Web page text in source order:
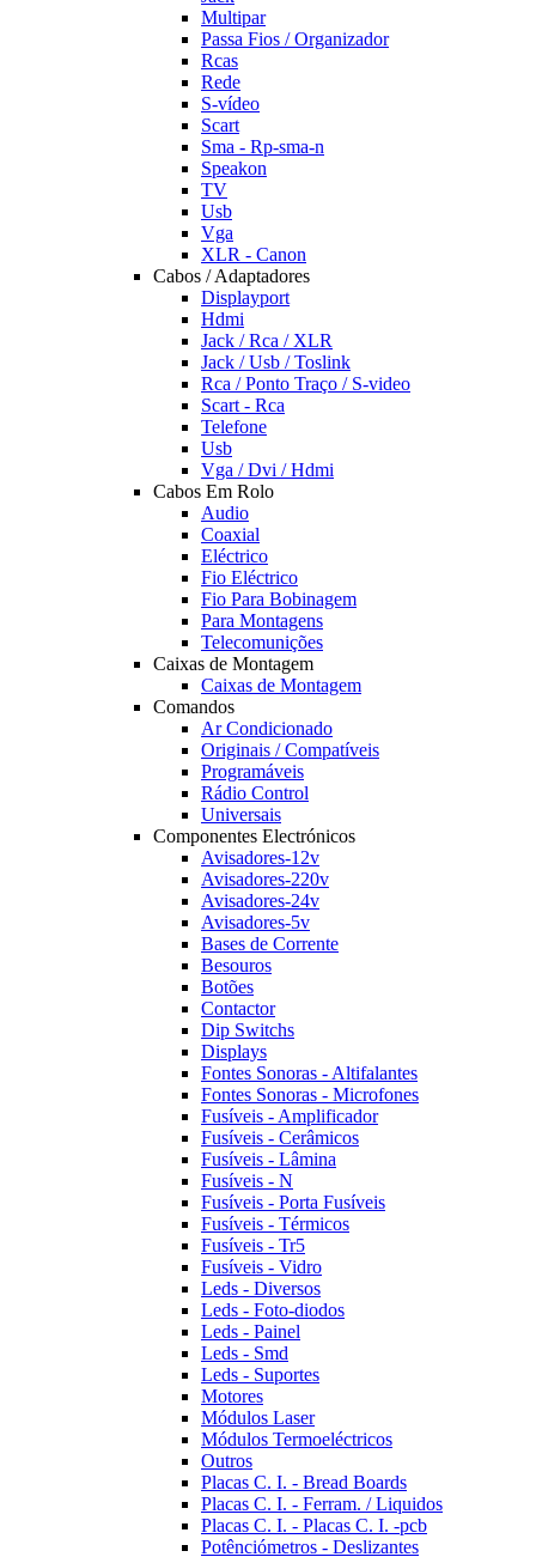
Multipar
Passa Fios / Organizador
Rcas
Rede
S-vídeo
Scart
Sma - Rp-sma-n
Speakon
TV
Usb
Vga
XLR - Canon
Cabos / Adaptadores
Displayport
Hdmi
Jack / Rca / XLR
Jack / Usb / Toslink
Rca / Ponto Traço / S-video
Scart - Rca
Telefone
Usb
Vga / Dvi / Hdmi
Cabos Em Rolo
Audio
Coaxial
Eléctrico
Fio Eléctrico
Fio Para Bobinagem
Para Montagens
Telecomunições
Caixas de Montagem
Caixas de Montagem
Comandos
Ar Condicionado
Originais / Compatíveis
Programáveis
Rádio Control
Universais
Componentes Electrónicos
Avisadores-12v
Avisadores-220v
Avisadores-24v
Avisadores-5v
Bases de Corrente
Besouros
Botões
Contactor
Dip Switchs
Displays
Fontes Sonoras - Altifalantes
Fontes Sonoras - Microfones
Fusíveis - Amplificador
Fusíveis - Cerâmicos
Fusíveis - Lâmina
Fusíveis - N
Fusíveis - Porta Fusíveis
Fusíveis - Térmicos
Fusíveis - Tr5
Fusíveis - Vidro
Leds - Diversos
Leds - Foto-diodos
Leds - Painel
Leds - Smd
Leds - Suportes
Motores
Módulos Laser
Módulos Termoeléctricos
Outros
Placas C. I. - Bread Boards
Placas C. I. - Ferram. / Liquidos
Placas C. I. - Placas C. I. -pcb
Potênciómetros - Deslizantes